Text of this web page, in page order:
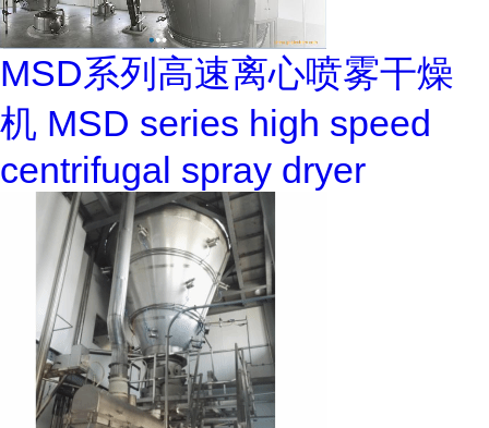
MSD系列高速离心喷雾干燥
机 MSD series high speed
centrifugal spray dryer